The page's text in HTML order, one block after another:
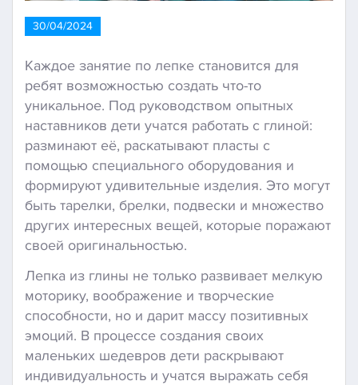
30/04/2024
Каждое занятие по лепке становится для
ребят возможностью создать что-то
уникальное. Под руководством опытных
наставников дети учатся работать с глиной:
разминают её, раскатывают пласты с
помощью специального оборудования и
формируют удивительные изделия. Это могут
быть тарелки, брелки, подвески и множество
других интересных вещей, которые поражают
своей оригинальностью.
Лепка из глины не только развивает мелкую
моторику, воображение и творческие
способности, но и дарит массу позитивных
эмоций. В процессе создания своих
маленьких шедевров дети раскрывают
индивидуальность и учатся выражать себя